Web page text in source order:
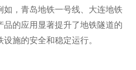
如，青岛地铁一号线、大连地铁
品的应用显著提升了地铁隧道的
施的安全和稳定运行。